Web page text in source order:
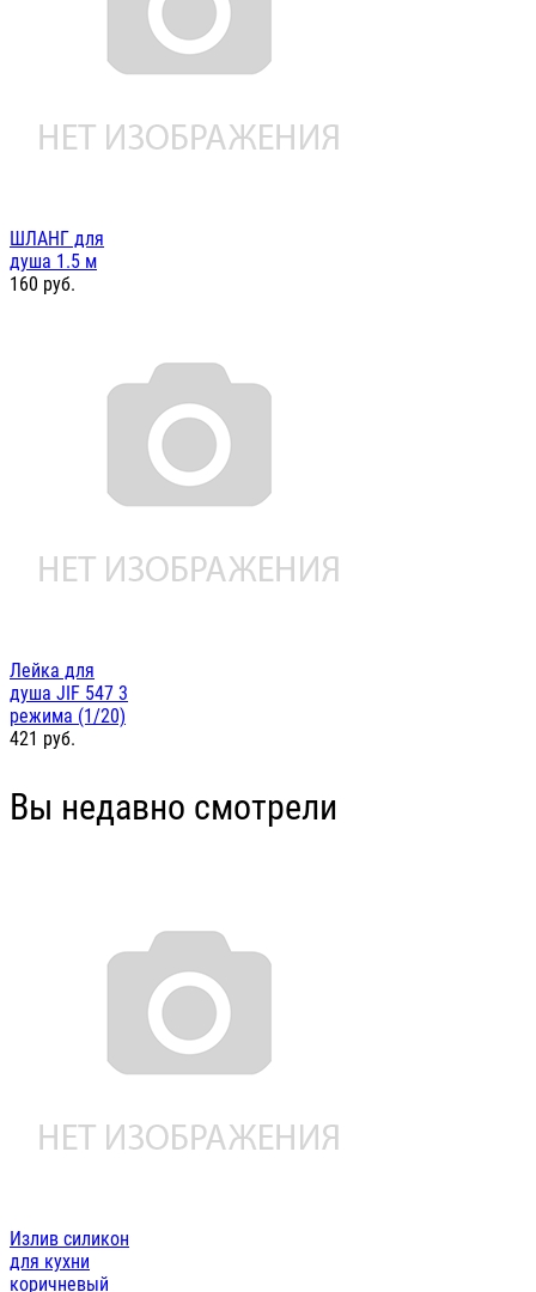
ШЛАНГ для
душа 1.5 м
160 руб.
Лейка для
душа JIF 547 3
режима (1/20)
421 руб.
Вы недавно смотрели
Излив силикон
для кухни
коричневый